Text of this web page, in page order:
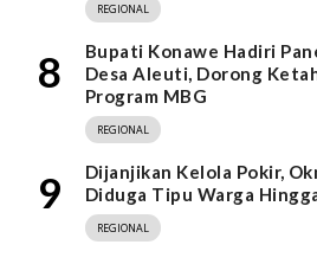
REGIONAL
8
Bupati Konawe Hadiri
Desa Aleuti, Dorong
Program MBG
REGIONAL
9
Dijanjikan Kelola Pokir,
Diduga Tipu Warga
REGIONAL